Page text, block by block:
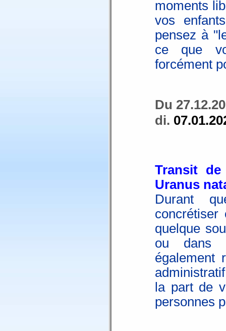
moments
vos
pensez à
ce que
forcément
Du
di.
Transit
Uranus
Durant
quelque
ou dans
également
la part de
personnes